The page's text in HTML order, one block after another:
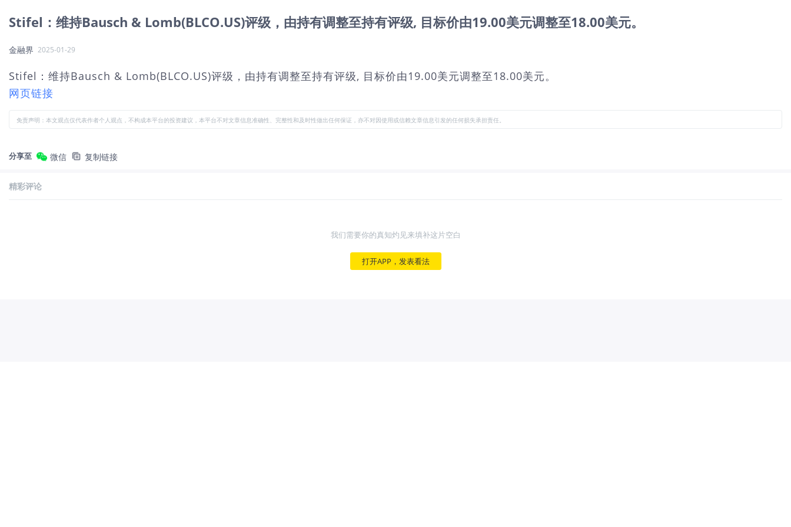
Stifel：维持Bausch & Lomb(BLCO.US)评级，由持有调整至持有评级, 目标价由19.00美元调整至18.00美元。
金融界 2025-01-29
Stifel：维持Bausch & Lomb(BLCO.US)评级，由持有调整至持有评级, 目标价由19.00美元调整至18.00美元。
网页链接
免责声明：本文观点仅代表作者个人观点，不构成本平台的投资建议，本平台不对文章信息准确性、完整性和及时性做出任何保证，亦不对因使用或信赖文章信息引发的任何损失承担责任。
分享至 微信 复制链接
精彩评论
我们需要你的真知灼见来填补这片空白
打开APP，发表看法